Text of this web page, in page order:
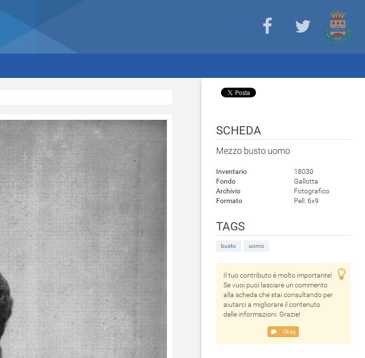
SCHEDA
Mezzo busto uomo
Inventario
18030
Fondo
Gallotta
Archivio
Fotografico
Formato
Pell. 6x9
TAGS
busto uomo
Il tuo contributo è molto importante!
Se vuoi puoi lasciare un commento
alla scheda che stai consultando per
aiutarci a migliorare il contenuto
delle informazioni. Grazie!
Okay